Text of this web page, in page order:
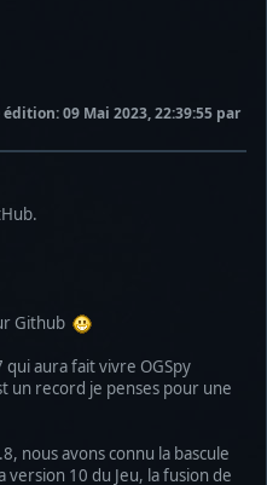
édition: 09 Mai 2023, 22:39:55 par
Github
qui aura fait vivre OGSpy
un record je penses pour une
nous avons connu la bascule
version 10 du Jeu, la fusion de